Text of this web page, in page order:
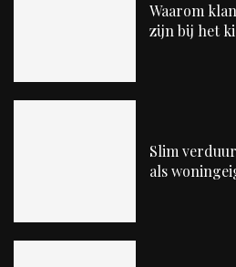
Waarom
zijn bij het
Slim
als